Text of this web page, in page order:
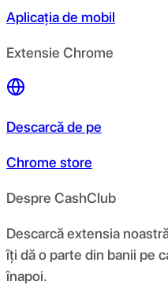
Aplicația de mobil
Extensie Chrome
Descarcă de pe
Chrome store
Despre CashClub
Descarcă extensia
îți dă o parte din banii pe
înapoi.